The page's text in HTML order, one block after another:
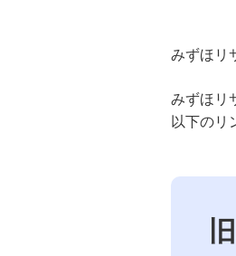
みずほリ
みずほリ
以下のリ